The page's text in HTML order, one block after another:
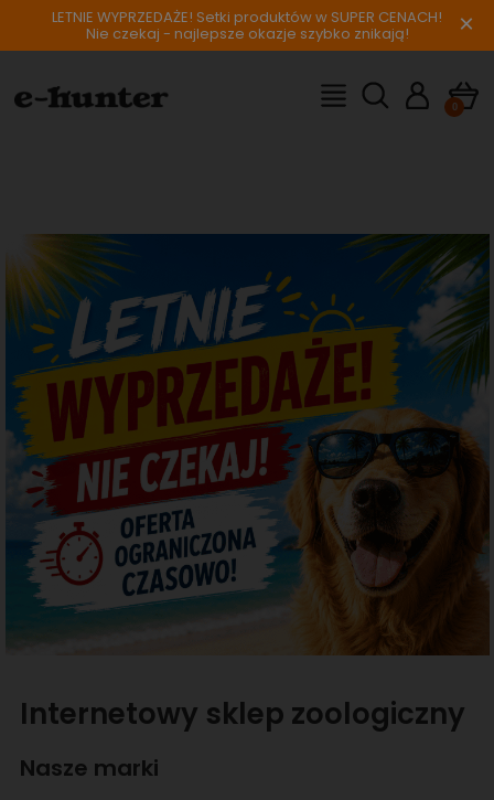
LETNIE WYPRZEDAŻE! Setki produktów w SUPER CENACH!
Nie czekaj - najlepsze okazje szybko znikają! ×
Internetowy sklep zoologiczny
Nasze marki